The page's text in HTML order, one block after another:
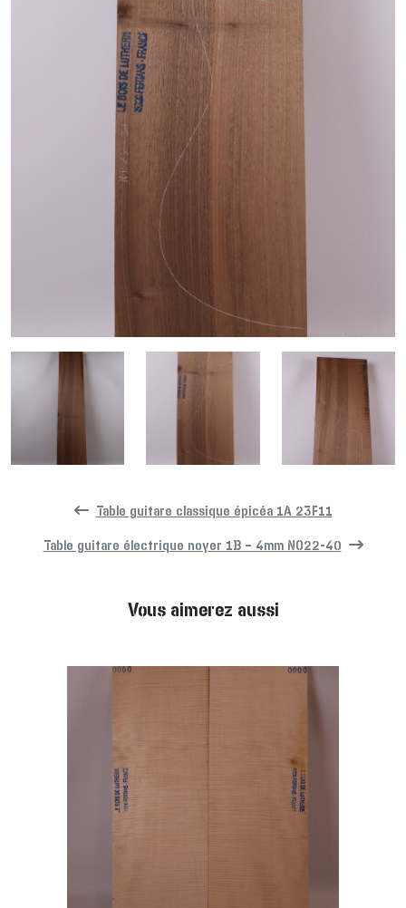
Table guitare classique épicéa 1A 23F11
Table guitare électrique noyer 1B – 4mm NO22-40
Vous aimerez aussi